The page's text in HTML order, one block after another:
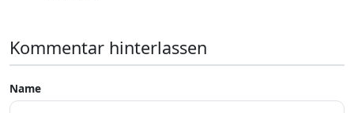
Kommentar hinterlassen
Name